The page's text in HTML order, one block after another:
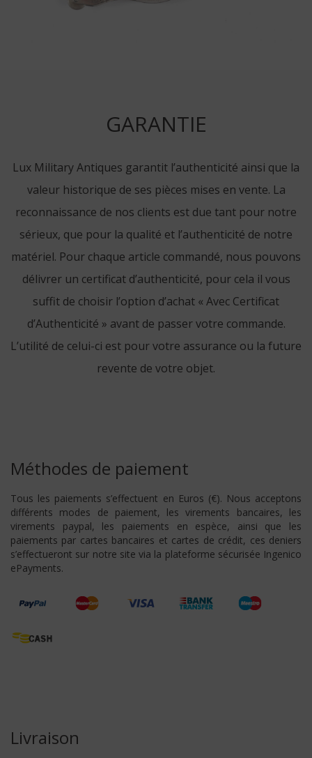
GARANTIE
Lux Military Antiques garantit l’authenticité ainsi que la
valeur historique de ses pièces mises en vente. La
reconnaissance de nos clients est due tant pour notre
sérieux, que pour la qualité et l’authenticité de notre
matériel. Pour chaque article commandé, nous pouvons
délivrer un certificat d’authenticité, pour cela il vous
suffit de choisir l’option d’achat « Avec Certificat
d’Authenticité » avant de passer votre commande.
L’utilité de celui-ci est pour votre assurance ou la future
revente de votre objet.
Méthodes de paiement
Tous les paiements s’effectuent en Euros (€). Nous acceptons
différents modes de paiement, les virements bancaires, les
virements paypal, les paiements en espèce, ainsi que les
paiements par cartes bancaires et cartes de crédit, ces deniers
s’effectueront sur notre site via la plateforme sécurisée Ingenico
ePayments.
Livraison